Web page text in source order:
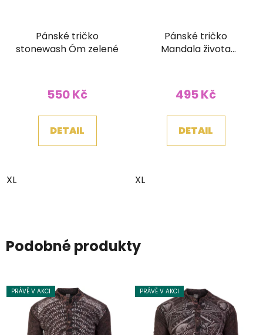
Pánské tričko
stonewash Óm zelené
550 Kč
DETAIL
XL
Pánské tričko
Mandala života
495 Kč
DETAIL
XL
Podobné produkty
PRÁVĚ V AKCI PRÁVĚ V AKCI